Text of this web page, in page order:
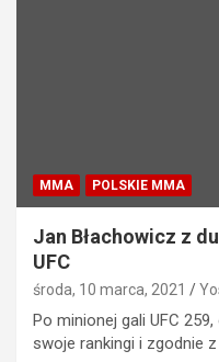
MMA POLSKIE MMA
Jan Błachowicz z
UFC
środa, 10 marca, 2021
Po minionej gali UFC
swoje rankingi i zgodnie